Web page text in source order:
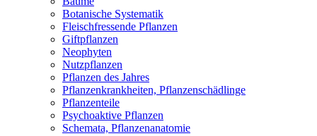
Botanische Systematik
Fleischfressende Pflanzen
Giftpflanzen
Neophyten
Nutzpflanzen
Pflanzen des Jahres
Pflanzenkrankheiten, Pflanzenschädlinge
Pflanzenteile
Psychoaktive Pflanzen
Schemata, Pflanzenanatomie